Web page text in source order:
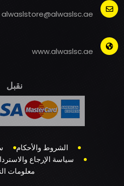
alwaslstore@alwaslsc.ae
www.alwaslsc.ae
نقبل
الشروط والأحكام
سياسة الإرجاع
معلومات